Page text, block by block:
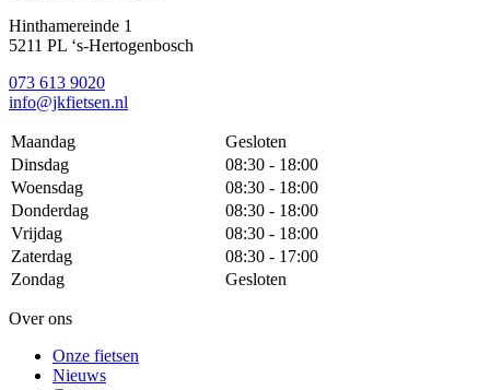
Hinthamereinde 1
5211 PL ‘s-Hertogenbosch
073 613 9020
info@jkfietsen.nl
Maandag
Gesloten
Dinsdag
08:30 - 18:00
Woensdag
08:30 - 18:00
Donderdag
08:30 - 18:00
Vrijdag
08:30 - 18:00
Zaterdag
08:30 - 17:00
Zondag
Gesloten
Over ons
Onze fietsen
Nieuws